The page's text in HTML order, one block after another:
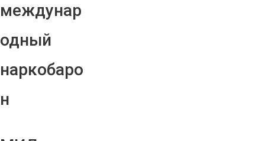
междунар
одный
наркобаро
н